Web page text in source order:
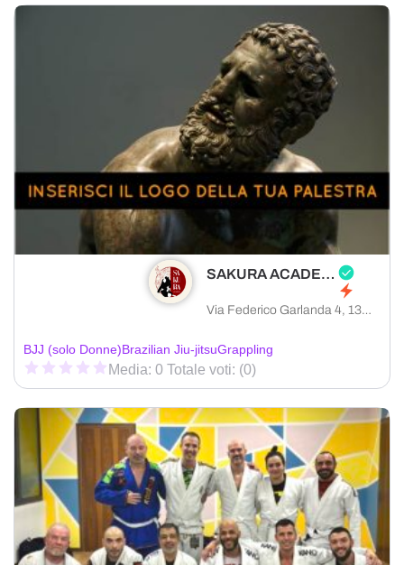
SAKURA ACADEMY
Via Federico Garlanda 4, 13900 Biella provincia di Biella, Italia
BJJ (solo Donne)Brazilian Jiu-jitsuGrappling
Media: 0 Totale voti: (0)